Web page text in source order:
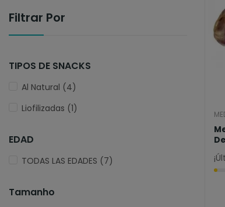
Filtrar Por
TIPOS DE SNACKS
Al Natural (4)
Liofilizadas (1)
EDAD
TODAS LAS EDADES (7)
Tamanho